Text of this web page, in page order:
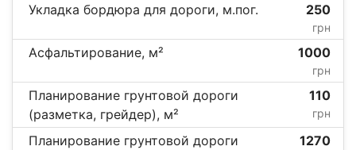
Укладка бордюра для дороги, м.пог. 250
грн
Асфальтирование, м² 1000
грн
Планирование грунтовой дороги
(разметка, грейдер), м²
110
грн
Планирование грунтовой дороги
1270